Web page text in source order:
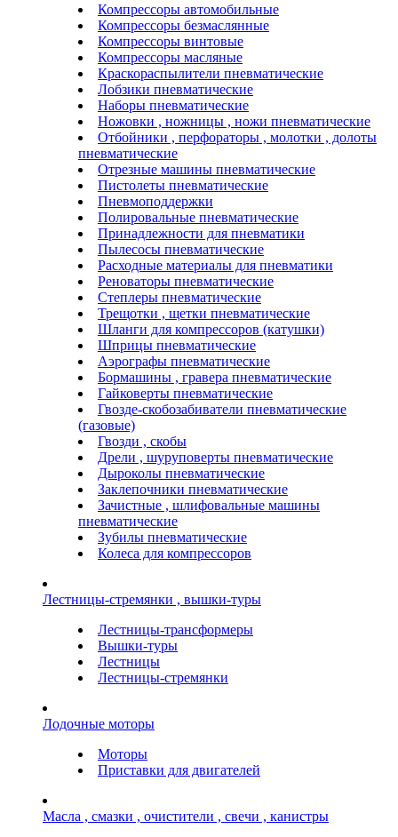
Компрессоры автомобильные
Компрессоры безмаслянные
Компрессоры винтовые
Компрессоры масляные
Краскораспылители пневматические
Лобзики пневматические
Наборы пневматические
Ножовки , ножницы , ножи пневматические
Отбойники , перфораторы , молотки , долоты
пневматические
Отрезные машины пневматические
Пистолеты пневматические
Пневмоподдержки
Полировальные пневматические
Принадлежности для пневматики
Пылесосы пневматические
Расходные материалы для пневматики
Реноваторы пневматические
Степлеры пневматические
Трещотки , щетки пневматические
Шланги для компрессоров (катушки)
Шприцы пневматические
Аэрографы пневматические
Бормашины , гравера пневматические
Гайковерты пневматические
Гвозде-скобозабиватели пневматические
(газовые)
Гвозди , скобы
Дрели , шуруповерты пневматические
Дыроколы пневматические
Заклепочники пневматические
Зачистные , шлифовальные машины
пневматические
Зубилы пневматические
Колеса для компрессоров
Лестницы-стремянки , вышки-туры
Лестницы-трансформеры
Вышки-туры
Лестницы
Лестницы-стремянки
Лодочные моторы
Моторы
Приставки для двигателей
Масла , смазки , очистители , свечи , канистры